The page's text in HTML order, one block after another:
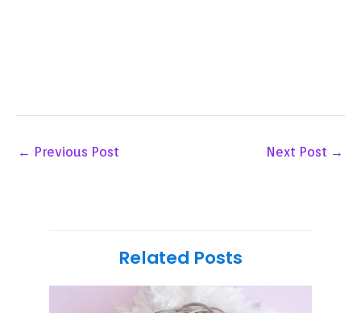
← Previous Post Next Post →
Related Posts